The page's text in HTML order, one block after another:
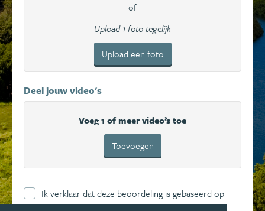
of
Upload 1 foto tegelijk
Upload een foto
Deel jouw video's
Voeg 1 of meer video’s toe
Toevoegen
Ik verklaar dat deze beoordeling is gebaseerd op
mijn eigen ervaring en ga hierbij akkoord met de